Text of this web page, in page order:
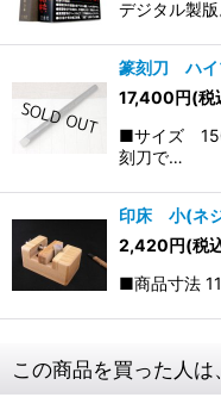
デジタル製
篆刻刀 ハ
17,400円(税
■サイズ
刻刀で…
印床 小(ネジ
2,420円(税
■商品寸法
この商品を買った人